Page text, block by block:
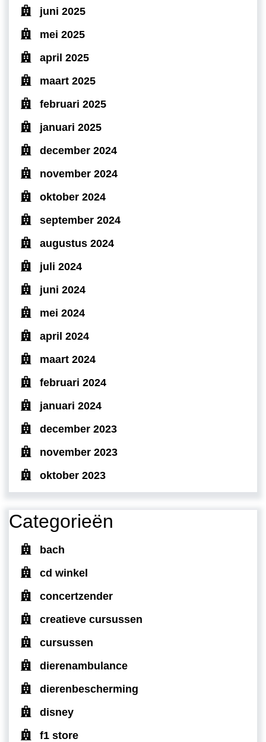
juni 2025
mei 2025
april 2025
maart 2025
februari 2025
januari 2025
december 2024
november 2024
oktober 2024
september 2024
augustus 2024
juli 2024
juni 2024
mei 2024
april 2024
maart 2024
februari 2024
januari 2024
december 2023
november 2023
oktober 2023
Categorieën
bach
cd winkel
concertzender
creatieve cursussen
cursussen
dierenambulance
dierenbescherming
disney
f1 store